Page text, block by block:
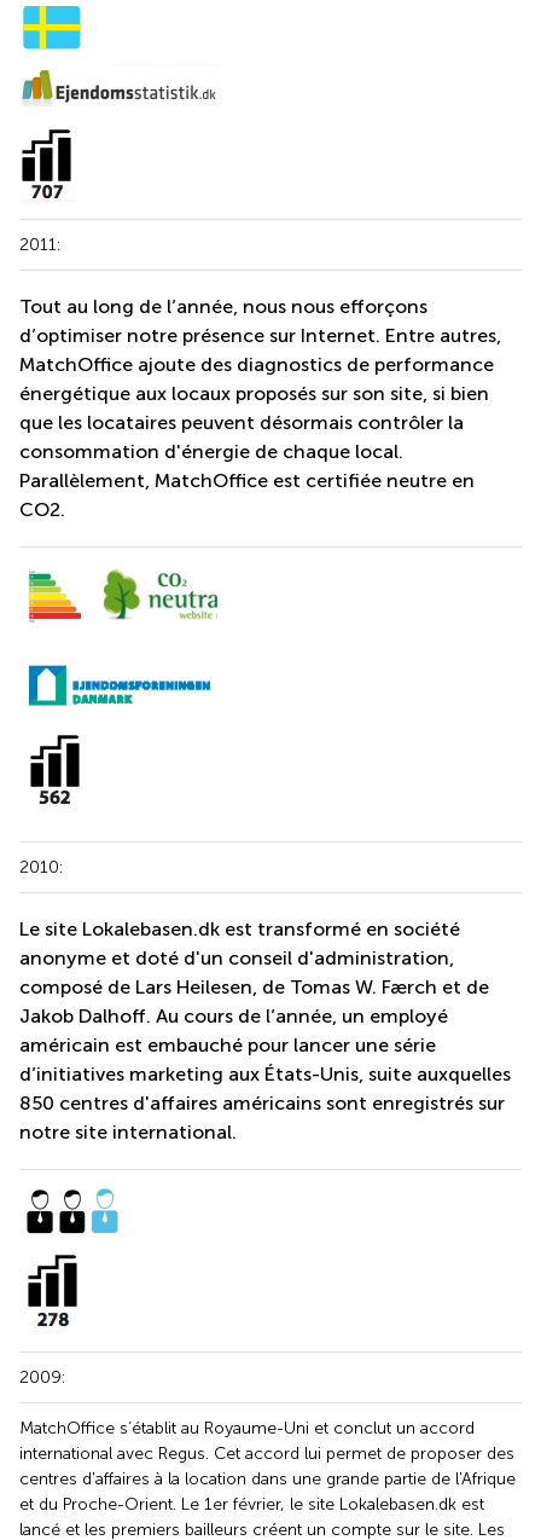
2011:
Tout au long de l’année, nous nous efforçons
d’optimiser notre présence sur Internet. Entre autres,
MatchOffice ajoute des diagnostics de performance
énergétique aux locaux proposés sur son site, si bien
que les locataires peuvent désormais contrôler la
consommation d'énergie de chaque local.
Parallèlement, MatchOffice est certifiée neutre en
CO2.
2010:
Le site Lokalebasen.dk est transformé en société
anonyme et doté d'un conseil d'administration,
composé de Lars Heilesen, de Tomas W. Færch et de
Jakob Dalhoff. Au cours de l’année, un employé
américain est embauché pour lancer une série
d’initiatives marketing aux États-Unis, suite auxquelles
850 centres d'affaires américains sont enregistrés sur
notre site international.
2009:
MatchOffice s’établit au Royaume-Uni et conclut un accord
international avec Regus. Cet accord lui permet de proposer des
centres d'affaires à la location dans une grande partie de l'Afrique
et du Proche-Orient. Le 1er février, le site Lokalebasen.dk est
lancé et les premiers bailleurs créent un compte sur le site. Les